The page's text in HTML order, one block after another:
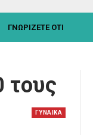
ΓΝΩΡΙΖΕΤΕ ΟΤΙ
τους
ΓΥΝΑΙΚΑ